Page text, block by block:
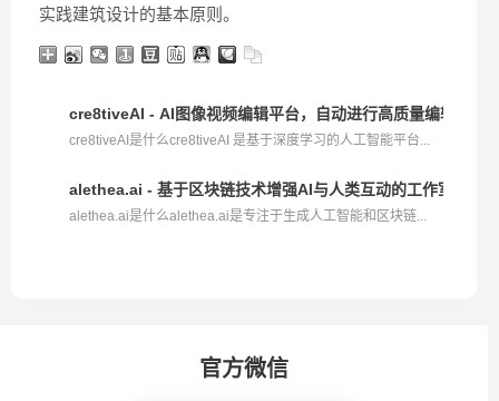
实践建筑设计的基本原则。
cre8tiveAI - AI图像视频编辑平台，自动进行高质量编辑
cre8tiveAI是什么cre8tiveAI 是基于深度学习的人工智能平台...
alethea.ai - 基于区块链技术增强AI与人类互动的工作室
alethea.ai是什么alethea.ai是专注于生成人工智能和区块链...
官方微信